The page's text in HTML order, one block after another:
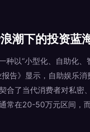
潮下的投资蓝
种以“小型化、自助化
告》显示，自助娱乐
合了当代消费者对私
常在20-50万元区间，